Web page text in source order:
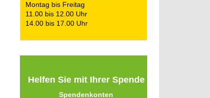
Montag bis Freitag
11.00 bis 12.00 Uhr
14.00 bis 17.00 Uhr
Helfen Sie mit Ihrer Spende
Spendenkonten